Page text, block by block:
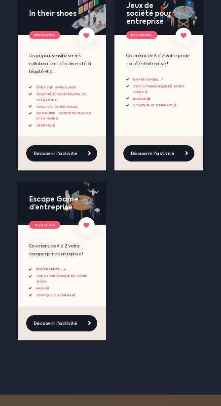
In their shoes
Un jeu pour sensibiliser les
collaborateurs à la diversité, à
l’équité et à...
DIVERSITÉ & INCLUSION
ADAPTABLE EN DISTANCIEL OU
PRÉSENTIEL
COLLECTIF OU INDIVIDUEL
MODULAIRE : ADAPTÉ EN THÈMES
ET EN TEMPS
GÉNÉRIQUE
Découvrir l'activité
PRESENTIEL
Jeux de
société pour
entreprise
Co-créons de A à Z votre jeu de
société d’entreprise !
EN PRÉSENTIEL 📍
SUR LA THÉMATIQUE DE VOTRE
CHOIX 🎨
INDOOR 🏠
STATIQUE OU ITINÉRANT 🪑
Découvrir l'activité
PRESENTIEL
Escape Game
d’entreprise
Co-créons de A à Z votre
escape game d’entreprise !
EN PRÉSENTIEL 🧺
SUR LA THÉMATIQUE DE VOTRE
CHOIX
INDOOR
STATIQUE OU ITINÉRANT
Découvrir l'activité
PRESENTIEL